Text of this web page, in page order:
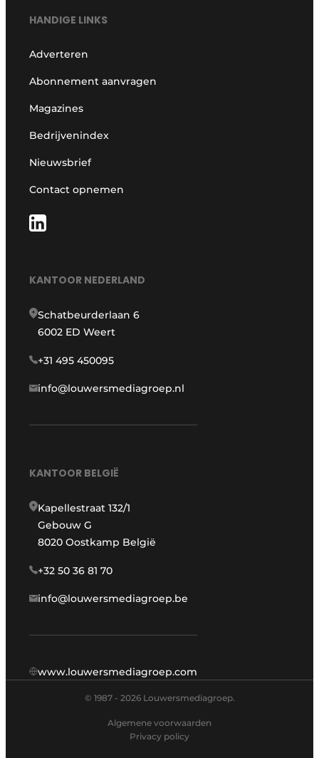
HANDIGE LINKS
Adverteren
Abonnement aanvragen
Magazines
Bedrijvenindex
Nieuwsbrief
Contact opnemen
KANTOOR NEDERLAND
Schatbeurderlaan 6
6002 ED Weert
+31 495 450095
info@louwersmediagroep.nl
KANTOOR BELGIË
Kapellestraat 132/1
Gebouw G
8020 Oostkamp België
+32 50 36 81 70
info@louwersmediagroep.be
www.louwersmediagroep.com
© 1987 - 2026 Louwersmediagroep.
Algemene voorwaarden
Privacy policy